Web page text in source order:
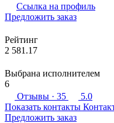
Ссылка на профиль
Предложить заказ
Рейтинг
2 581.17
Выбрана исполнителем
6
Отзывы · 35
5.0
Показать контакты
Предложить заказ